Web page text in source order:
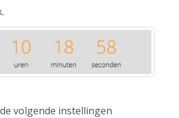
volgende instellingen